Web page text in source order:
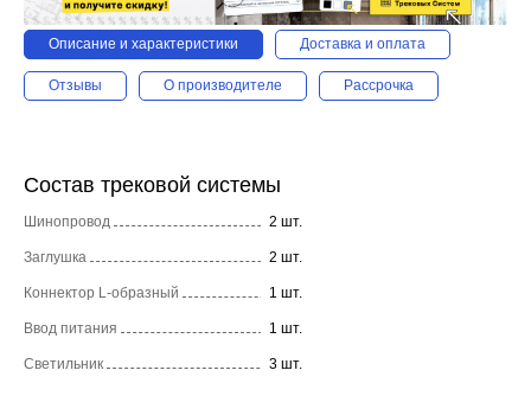
Описание и характеристики Доставка и оплата
Отзывы О производителе Рассрочка
Состав трековой системы
Шинопровод 2 шт.
Заглушка 2 шт.
Коннектор L-образный 1 шт.
Ввод питания 1 шт.
Светильник 3 шт.